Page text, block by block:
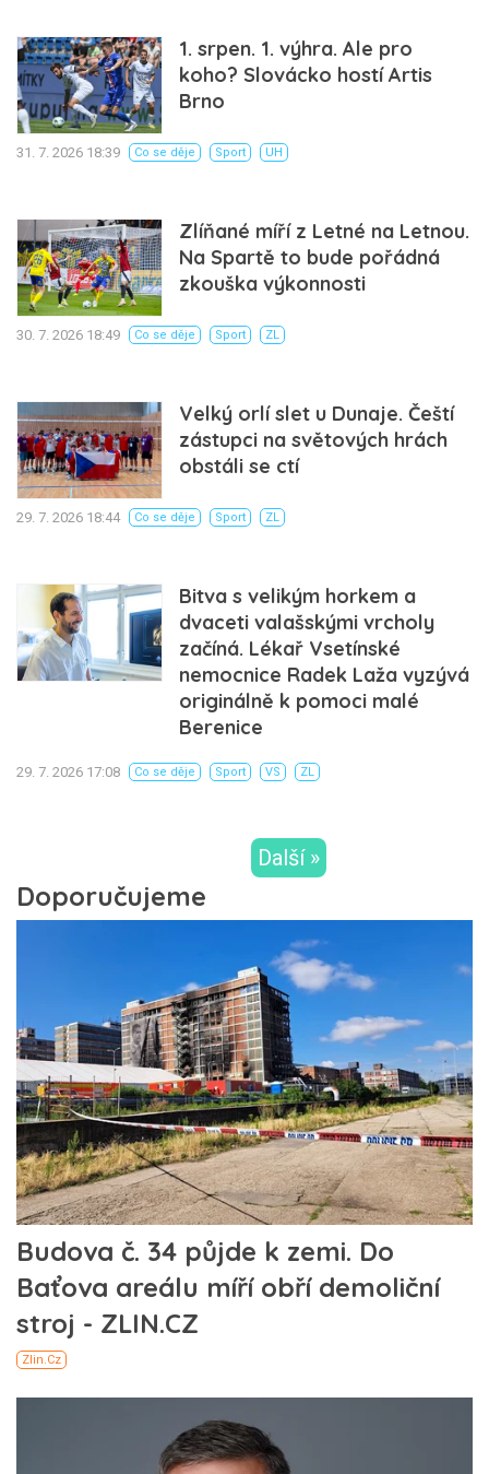
1. srpen. 1. výhra. Ale pro
koho? Slovácko hostí Artis
Brno
31. 7. 2026 18:39 Co se děje Sport UH
Zlíňané míří z Letné na Letnou.
Na Spartě to bude pořádná
zkouška výkonnosti
30. 7. 2026 18:49 Co se děje Sport ZL
Velký orlí slet u Dunaje. Čeští
zástupci na světových hrách
obstáli se ctí
29. 7. 2026 18:44 Co se děje Sport ZL
Bitva s velikým horkem a
dvaceti valašskými vrcholy
začíná. Lékař Vsetínské
nemocnice Radek Laža vyzývá
originálně k pomoci malé
Berenice
29. 7. 2026 17:08 Co se děje Sport VS ZL
Další »